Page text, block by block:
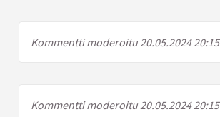
Kommentti moderoitu 20.05.2024 20:15
Kommentti moderoitu 20.05.2024 20:15